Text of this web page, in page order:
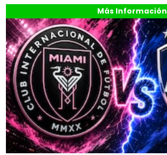
Más Información